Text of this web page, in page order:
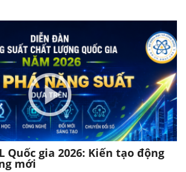
Quốc gia 2026: Kiến tạo động
mới